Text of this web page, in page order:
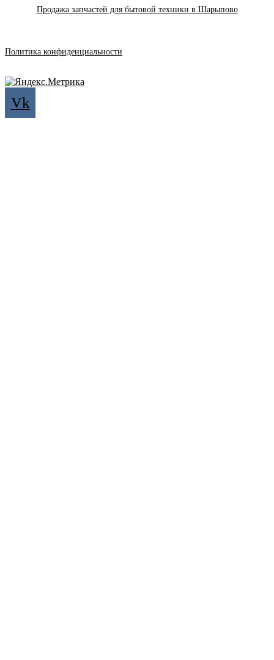
Продажа запчастей для бытовой техники в Шарыпово
Политика конфиденциальности
Vk